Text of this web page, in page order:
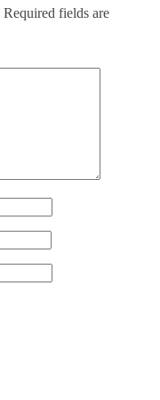
Required fields are